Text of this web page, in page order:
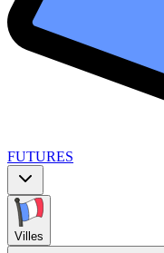
FUTURES
Villes